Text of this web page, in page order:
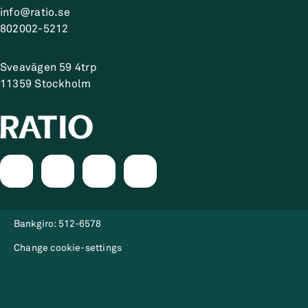
framtiden för svensk arbetsmarknad.
betydelse för såväl företagsstruktur som
innovationskraft och ekonomisk tillväxt.
info@ratio.se
802002-5212
Sveavägen 59 4trp
11359 Stockholm
Change cookie-settings
Bankgiro: 512-6578